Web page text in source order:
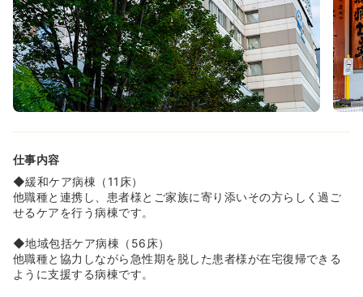
◆電子カルテも現在更新中！
音声入力の導入や、ChatGPTを活用した議事録作成のテス
ト運用もスタートしています。
「看護師が本来やるべき仕事」に集中できるような業務設
計を目指し、患者様への看護の質向上にもつながる取り組
みを進めています！
≪好立地が魅力です≫
◆スキー場やゴルフ場、有名な温泉が多数あり、全国有数
◆目の前にはスーパーもできたのでお昼休憩時間に買い出
し等も可能です！
≪充実した福利厚生≫
◆ユニフォームは貸与され、週2回クリーニングに提出で
きます。クリーニング代は無料です。
◆車通勤は、申し出により可能です。無料の駐車場を用意
しています。車通勤者には当社規定により通勤手当が支給
されます。
仕事内容
◆緩和ケア病棟（11床）
他職種と連携し、患者様とご家族に寄り添いその方らしく過ご
せるケアを行う病棟です。
◆地域包括ケア病棟（56床）
他職種と協力しながら急性期を脱した患者様が在宅復帰できる
ように支援する病棟です。